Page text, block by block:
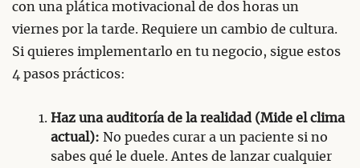
con una plática motivacional de dos horas un
viernes por la tarde. Requiere un cambio de cultura.
Si quieres implementarlo en tu negocio, sigue estos
4 pasos prácticos:
Haz una auditoría de la realidad (Mide el clima
actual): No puedes curar a un paciente si no
sabes qué le duele. Antes de lanzar cualquier